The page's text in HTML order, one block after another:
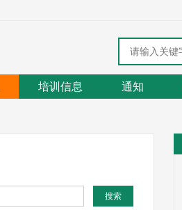
培训信息 通知